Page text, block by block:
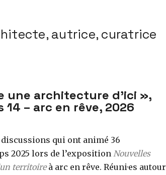
autrice, curatrice
une architecture d’ici »,
– arc en rêve, 2026
qui ont animé 36
2025 lors de l’exposition Nouvelles
territoireà arc en rêve. Réuni·es autour